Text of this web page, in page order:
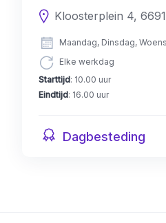
Maandag, Dinsdag,
Elke werkdag
Starttijd: 10.00 uur
Eindtijd: 16.00 uur
Dagbesteding